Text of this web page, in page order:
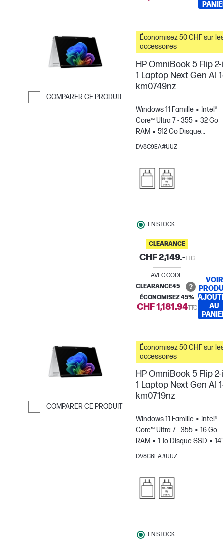
COMPARER CE PRODUIT
Économisez 50 CHF sur
accessoires
HP OmniBook 5 Flip
1 Laptop Next Gen AI
km0749nz
Windows 11 Famille
Intel®
Core™ Ultra 7 - 355
32 Go
RAM
512 Go Disque
SSD
14" 2K Écran
DV8C9EA#UUZ
EN STOCK
CLEARANCE
CHF 2,149.-TTC
AVEC CODE
CLEARANCE45
ÉCONOMISEZ 45%
CHF 1,181.94TTC
VOIR
AU
COMPARER CE PRODUIT
Économisez 50 CHF sur
accessoires
HP OmniBook 5 Flip
1 Laptop Next Gen AI
km0719nz
Windows 11 Famille
Intel®
Core™ Ultra 7 - 355
16 Go
RAM
1 To Disque SSD
14"
2K Écran tactile
DV8C6EA#UUZ
EN STOCK